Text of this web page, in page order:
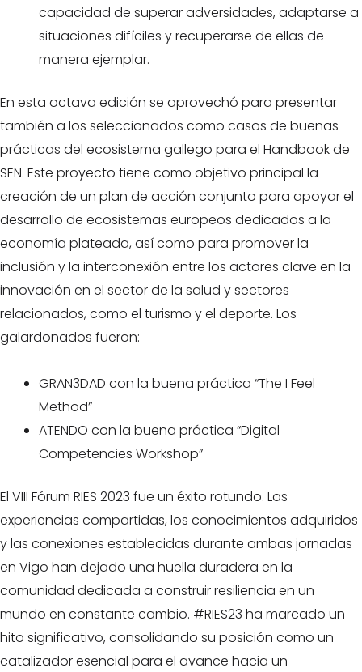
capacidad de superar adversidades, adaptarse a
situaciones difíciles y recuperarse de ellas de
manera ejemplar.
En esta octava edición se aprovechó para presentar
también a los seleccionados como casos de buenas
prácticas del ecosistema gallego para el Handbook de
SEN. Este proyecto tiene como objetivo principal la
creación de un plan de acción conjunto para apoyar el
desarrollo de ecosistemas europeos dedicados a la
economía plateada, así como para promover la
inclusión y la interconexión entre los actores clave en la
innovación en el sector de la salud y sectores
relacionados, como el turismo y el deporte. Los
galardonados fueron:
GRAN3DAD con la buena práctica “The I Feel
Method”
ATENDO con la buena práctica “Digital
Competencies Workshop”
El VIII Fórum RIES 2023 fue un éxito rotundo. Las
experiencias compartidas, los conocimientos adquiridos
y las conexiones establecidas durante ambas jornadas
en Vigo han dejado una huella duradera en la
comunidad dedicada a construir resiliencia en un
mundo en constante cambio. #RIES23 ha marcado un
hito significativo, consolidando su posición como un
catalizador esencial para el avance hacia un